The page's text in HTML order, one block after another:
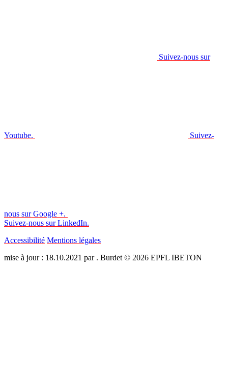
Suivez-nous sur
Youtube. Suivez-
nous sur Google +.
Suivez-nous sur LinkedIn.
Accessibilité Mentions légales
mise à jour : 18.10.2021 par . Burdet © 2026 EPFL IBETON